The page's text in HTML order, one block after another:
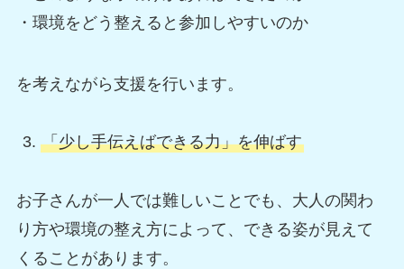
・環境をどう整えると参加しやすいのか
を考えながら支援を行います。
「少し手伝えばできる力」を伸ばす
お子さんが一人では難しいことでも、大人の関わ
り方や環境の整え方によって、できる姿が見えて
くることがあります。